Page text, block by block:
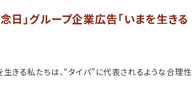
日」グループ企業広告「いまを生きる
生きる私たちは、“タイパ”に代表されるような合理性